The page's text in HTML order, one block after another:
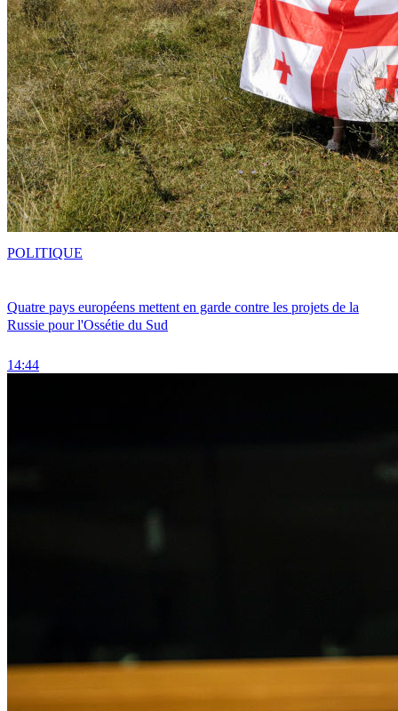
Quatre pays européens mettent en garde contre les projets de la
Russie pour l'Ossétie du Sud
14:44
POLITIQUE